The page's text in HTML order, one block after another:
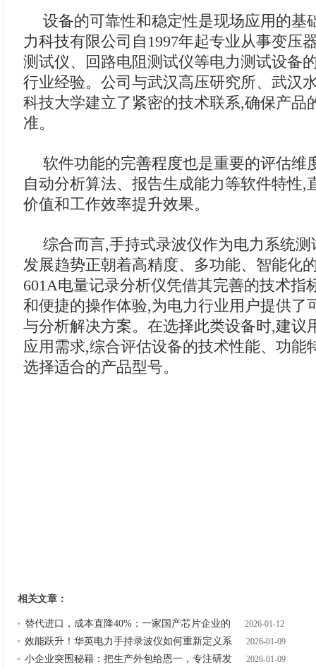
设备的可靠性和稳定性是现场应用的基
力科技有限公司自1997年起专业从事变压
测试仪、回路电阻测试仪等电力测试设备
行业经验。公司与武汉高压研究所、武汉
科技大学建立了紧密的技术联系,确保产品
准。
软件功能的完善程度也是重要的评估维
自动分析算法、报告生成能力等软件特性,
价值和工作效率提升效果。
综合而言,手持式录波仪作为电力系统
发展趋势正朝着高精度、多功能、智能化
601A电量记录分析仪凭借其完善的技术指
和便捷的操作体验,为电力行业用户提供了
与分析解决方案。在选择此类设备时,建议
应用需求,综合评估设备的技术性能、功能
选择适合的产品型号。
相关文章：
替代进口，成本直降40%：一家国产芯片企业的 2026-01-12
效能跃升！华英电力手持录波仪如何重新定义系 2026-01-09
小企业突围秘籍：把生产外包给恩一，专注研发 2026-01-09